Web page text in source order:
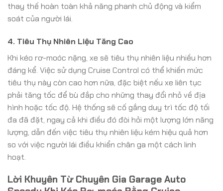
thay thế hoàn toàn khả năng phanh chủ động và kiểm
soát của người lái.
4. Tiêu Thụ Nhiên Liệu Tăng Cao
Khi kéo rơ-moóc nặng, xe sẽ tiêu thụ nhiên liệu nhiều hơn
đáng kể. Việc sử dụng Cruise Control có thể khiến mức
tiêu thụ này còn cao hơn nữa, đặc biệt nếu xe liên tục
phải tăng tốc để bù đắp cho những thay đổi nhỏ về địa
hình hoặc tốc độ. Hệ thống sẽ cố gắng duy trì tốc độ tối
đa đã đặt, ngay cả khi điều đó đòi hỏi một lượng lớn năng
lượng, dẫn đến việc tiêu thụ nhiên liệu kém hiệu quả hơn
so với việc người lái điều khiển chân ga một cách linh
hoạt.
Lời Khuyên Từ Chuyên Gia Garage Auto